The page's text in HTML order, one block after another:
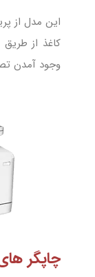
این مدل از
کاغذ از
وجود آمدن
چاپگر